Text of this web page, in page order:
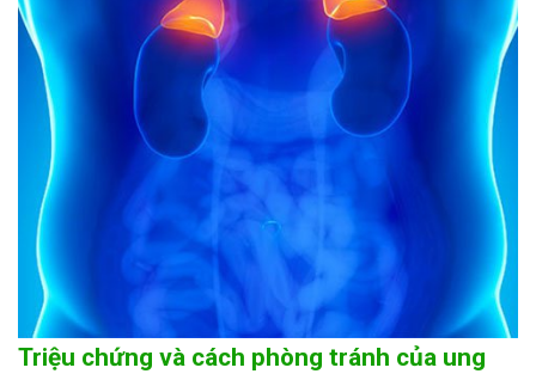
Triệu chứng và cách phòng tránh của ung